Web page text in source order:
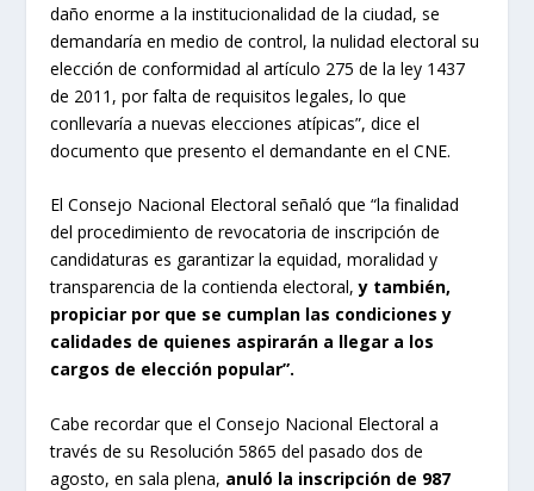
daño enorme a la institucionalidad de la ciudad, se
demandaría en medio de control, la nulidad electoral su
elección de conformidad al artículo 275 de la ley 1437
de 2011, por falta de requisitos legales, lo que
conllevaría a nuevas elecciones atípicas”, dice el
documento que presento el demandante en el CNE.
El Consejo Nacional Electoral señaló que “la finalidad
del procedimiento de revocatoria de inscripción de
candidaturas es garantizar la equidad, moralidad y
transparencia de la contienda electoral, y también,
propiciar por que se cumplan las condiciones y
calidades de quienes aspirarán a llegar a los
cargos de elección popular”.
Cabe recordar que el Consejo Nacional Electoral a
través de su Resolución 5865 del pasado dos de
agosto, en sala plena, anuló la inscripción de 987